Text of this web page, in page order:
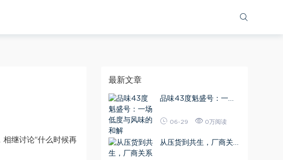
继讨论“什么时候再
最新文章
品味43度魁盛号：一场
06-29 0万阅读
从压货到共生，厂商关系